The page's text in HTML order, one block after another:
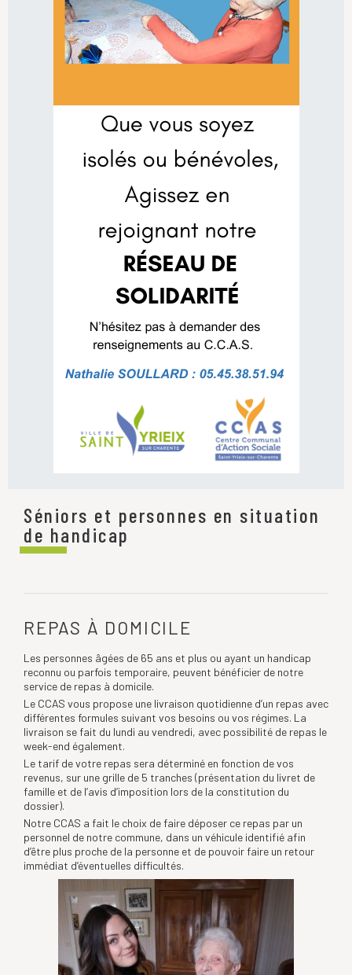
Séniors et personnes en situation
de handicap
REPAS À DOMICILE
Les personnes âgées de 65 ans et plus ou ayant un handicap
reconnu ou parfois temporaire, peuvent bénéficier de notre
service de repas à domicile.
Le CCAS vous propose une livraison quotidienne d’un repas avec
différentes formules suivant vos besoins ou vos régimes. La
livraison se fait du lundi au vendredi, avec possibilité de repas le
week-end également.
Le tarif de votre repas sera déterminé en fonction de vos
revenus, sur une grille de 5 tranches (présentation du livret de
famille et de l’avis d’imposition lors de la constitution du
dossier).
Notre CCAS a fait le choix de faire déposer ce repas par un
personnel de notre commune, dans un véhicule identifié afin
d’être plus proche de la personne et de pouvoir faire un retour
immédiat d’éventuelles difficultés.